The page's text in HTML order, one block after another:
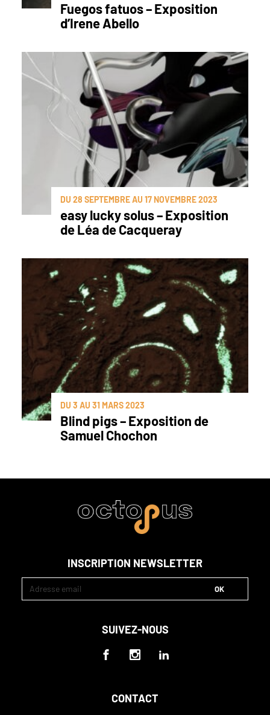
Fuegos fatuos – Exposition
d’Irene Abello
DU 28 SEPTEMBRE AU 17 NOVEMBRE 2023
easy lucky solus – Exposition
de Léa de Cacqueray
DU 3 AU 31 MARS 2023
Blind pigs – Exposition de
Samuel Chochon
INSCRIPTION NEWSLETTER
SUIVEZ-NOUS
CONTACT